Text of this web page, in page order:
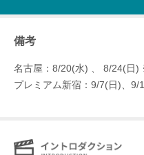
備考
名古屋：8/20(水) 、 8/24(日
プレミアム新宿：9/7(日)、